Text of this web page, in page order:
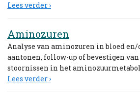
Lees verder ›
Aminozuren
Analyse van aminozuren in bloed
aantonen, follow-up of bevestigen
stoornissen in het
Lees verder ›